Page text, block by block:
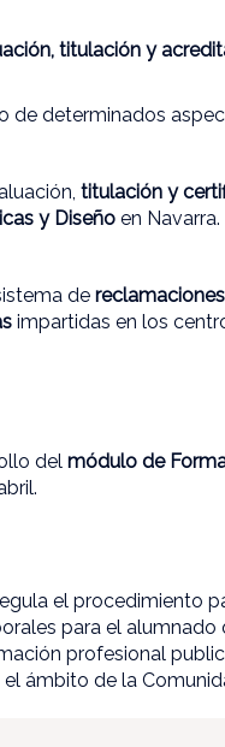
titulación y
de determinados
titulación y
y Diseño en Navarra.
de
impartidas en los
del módulo de
el procedimiento
para el alumnado
profesional
ámbito de la